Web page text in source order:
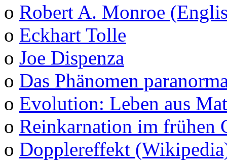
o Robert A. Monroe
o Eckhart Tolle
o Joe Dispenza
o Das Phänomen
o Evolution: Leben aus
o Reinkarnation im frühen
o Dopplereffekt